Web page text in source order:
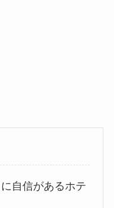
自信があるホテ